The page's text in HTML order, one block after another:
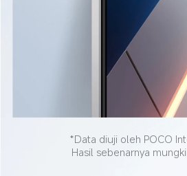
*Data diuji oleh POCO
Hasil sebenarnya